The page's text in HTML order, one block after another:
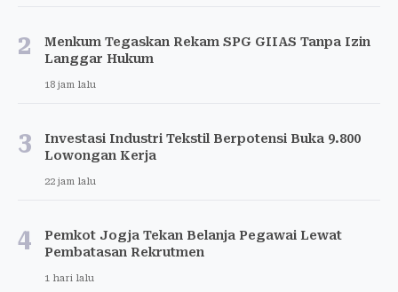
2
Menkum Tegaskan Rekam SPG GIIAS Tanpa Izin
Langgar Hukum
18 jam lalu
3
Investasi Industri Tekstil Berpotensi Buka 9.800
Lowongan Kerja
22 jam lalu
4
Pemkot Jogja Tekan Belanja Pegawai Lewat
Pembatasan Rekrutmen
1 hari lalu